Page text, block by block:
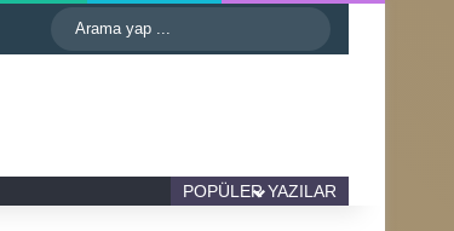
Bölmesi
Dış görünümü değiştir
Kenar BölmesiDış görünümü değiştir
POPÜLER YAZILAR